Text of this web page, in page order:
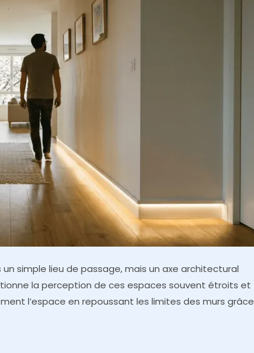
un simple lieu de passage, mais un axe architectural
la perception de ces espaces souvent étroits et
l’espace en repoussant les limites des murs grâce